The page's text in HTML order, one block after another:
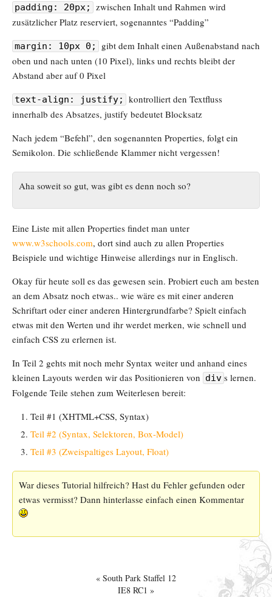
padding: 20px;
zwischen Inhalt und Rahmen wird
zusätzlicher Platz reserviert, sogenanntes “Padding”
margin: 10px 0;
gibt dem Inhalt einen Außenabstand nach
oben und nach unten (10 Pixel), links und rechts bleibt der
Abstand aber auf 0 Pixel
text-align: justify;
kontrolliert den Textfluss
innerhalb des Absatzes, justify bedeutet Blocksatz
Nach jedem “Befehl”, den sogenannten Properties, folgt ein
Semikolon. Die schließende Klammer nicht vergessen!
Aha soweit so gut, was gibt es denn noch so?
Eine Liste mit allen Properties findet man unter
www.w3schools.com, dort sind auch zu allen Properties
Beispiele und wichtige Hinweise allerdings nur in Englisch.
Okay für heute soll es das gewesen sein. Probiert euch am besten
an dem Absatz noch etwas.. wie wäre es mit einer anderen
Schriftart oder einer anderen Hintergrundfarbe? Spielt einfach
etwas mit den Werten und ihr werdet merken, wie schnell und
einfach CSS zu erlernen ist.
In Teil 2 gehts mit noch mehr Syntax weiter und anhand eines
kleinen Layouts werden wir das Positionieren von div s lernen.
Folgende Teile stehen zum Weiterlesen bereit:
Teil #1 (XHTML+CSS, Syntax)
Teil #2 (Syntax, Selektoren, Box-Model)
Teil #3 (Zweispaltiges Layout, Float)
War dieses Tutorial hilfreich? Hast du Fehler gefunden oder
etwas vermisst? Dann hinterlasse einfach einen Kommentar
South Park Staffel 12
IE8 RC1